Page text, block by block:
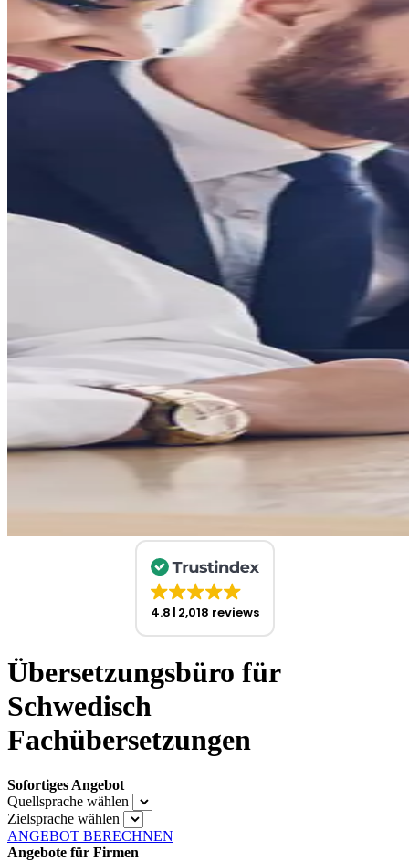
4.8 2,018 reviews
Übersetzungsbüro für
Schwedisch
Fachübersetzungen
Sofortiges Angebot
Quellsprache wählen
Zielsprache wählen
ANGEBOT BERECHNEN
Angebote für Firmen